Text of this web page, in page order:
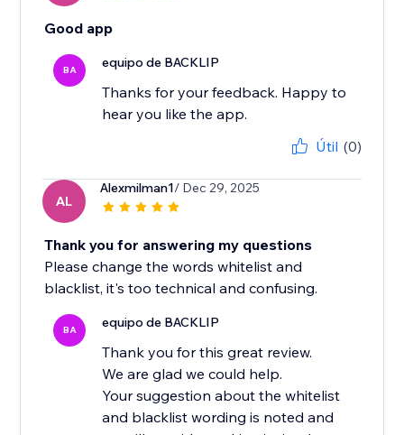
Good app
BA equipo de BACKLIP
Thanks for your feedback. Happy to
hear you like the app.
Útil (0)
AL
Alexmilman1/ Dec 29, 2025
Thank you for answering my questions
Please change the words whitelist and
blacklist, it's too technical and confusing.
BA equipo de BACKLIP
Thank you for this great review.
We are glad we could help.
Your suggestion about the whitelist
and blacklist wording is noted and